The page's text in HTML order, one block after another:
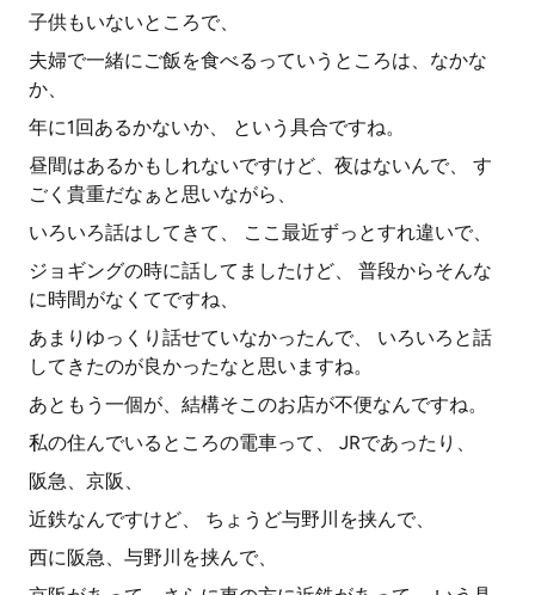
子供もいないところで、
夫婦で一緒にご飯を食べるっていうところは、なかな
か、
年に1回あるかないか、 という具合ですね。
昼間はあるかもしれないですけど、夜はないんで、 す
ごく貴重だなぁと思いながら、
いろいろ話はしてきて、 ここ最近ずっとすれ違いで、
ジョギングの時に話してましたけど、 普段からそんな
に時間がなくてですね、
あまりゆっくり話せていなかったんで、 いろいろと話
してきたのが良かったなと思いますね。
あともう一個が、結構そこのお店が不便なんですね。
私の住んでいるところの電車って、 JRであったり、
阪急、京阪、
近鉄なんですけど、 ちょうど与野川を挟んで、
西に阪急、与野川を挟んで、